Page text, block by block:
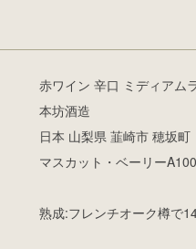
赤ワイン 辛口 ミディアム
本坊酒造
日本 山梨県 韮崎市 穂坂町
マスカット・ベーリー
熟成:フレンチオーク樽で